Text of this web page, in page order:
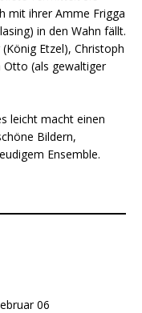
mit ihrer Amme Frigga
in den Wahn fällt.
Etzel), Christoph
Otto (als gewaltiger
leicht macht einen
Bildern,
Ensemble.
06